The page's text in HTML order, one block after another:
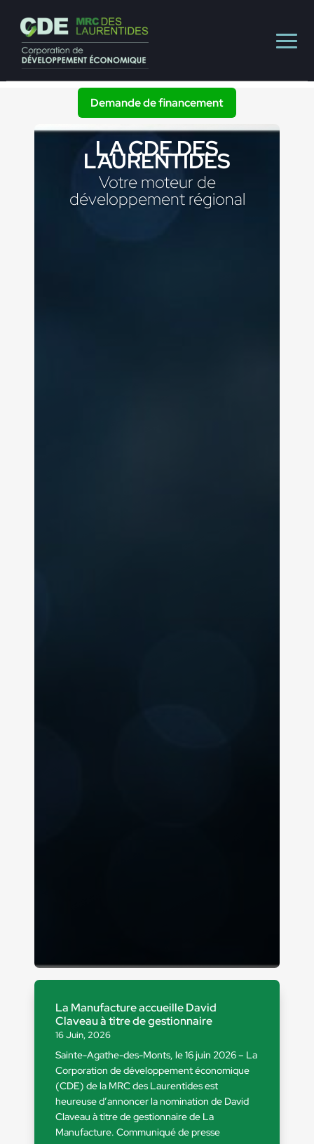
Demande de financement
LA CDE DES
LAURENTIDES
Votre moteur de
développement régional
La Manufacture accueille David
Claveau à titre de gestionnaire
16 Juin, 2026
Sainte-Agathe-des-Monts, le 16 juin 2026 – La
Corporation de développement économique
(CDE) de la MRC des Laurentides est
heureuse d’annoncer la nomination de David
Claveau à titre de gestionnaire de La
Manufacture. Communiqué de presse